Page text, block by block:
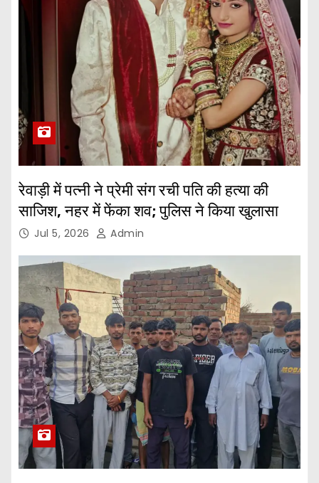
रेवाड़ी में पत्नी ने प्रेमी संग रची पति की हत्या की
साजिश, नहर में फेंका शव; पुलिस ने किया खुलासा
Jul 5, 2026 Admin